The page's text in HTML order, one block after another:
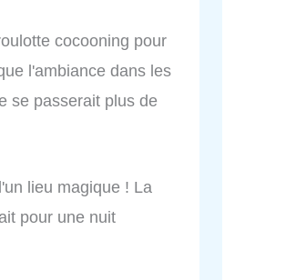
cocooning pour
l'ambiance dans les
se passerait plus de
lieu magique ! La
pour une nuit